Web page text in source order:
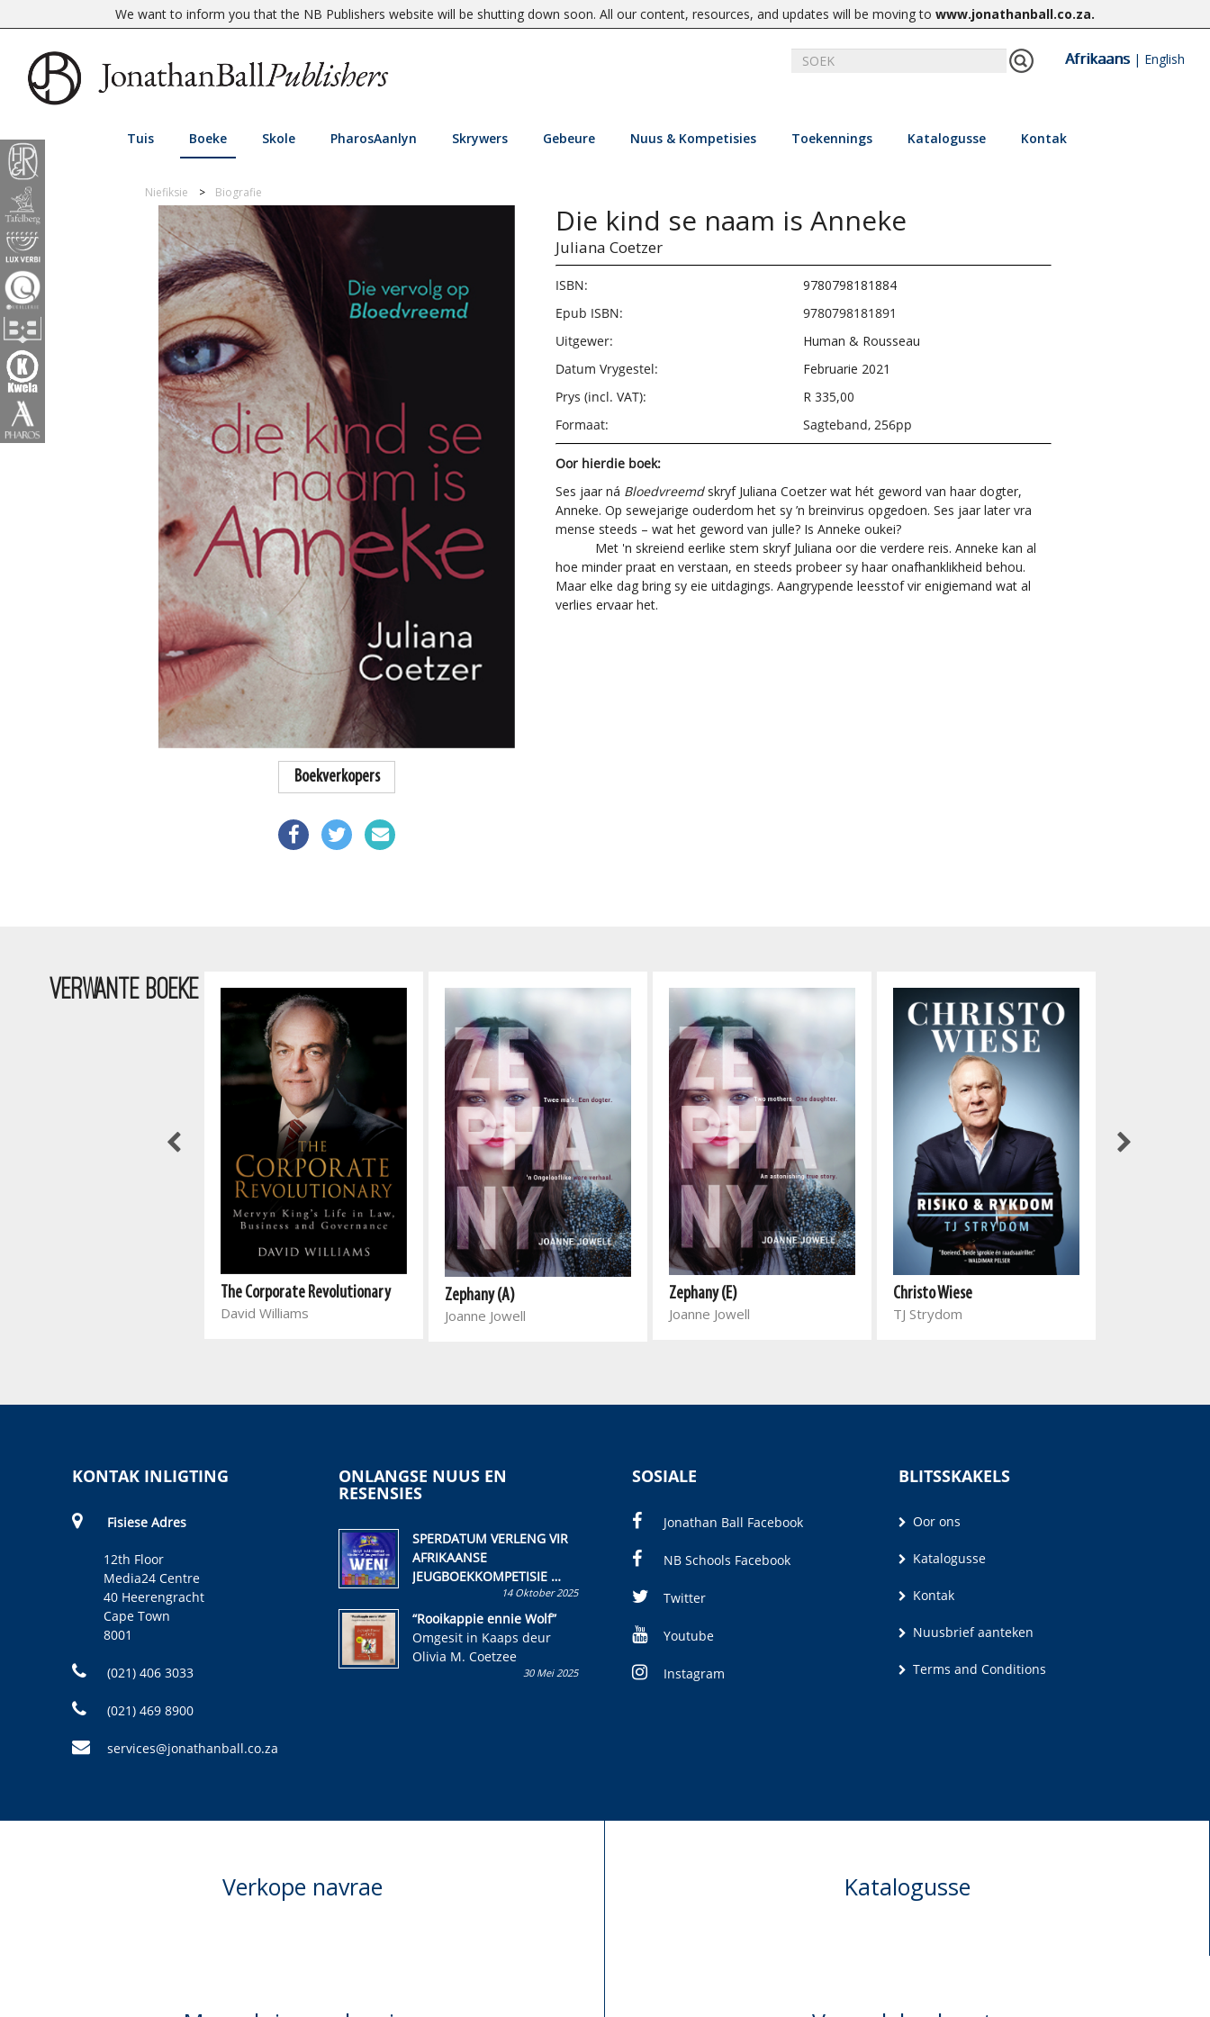
We want to inform you that the NB Publishers website will be shutting down soon. All our content, resources, and updates will be moving to www.jonathanball.co.za.
Afrikaans| English
Tuis Boeke Skole PharosAanlyn Skrywers Gebeure Nuus & Kompetisies Toekennings Katalogusse Kontak
Niefiksie Biografie
Boekverkopers
Die kind se naam is Anneke
Juliana Coetzer
ISBN:
9780798181884
Epub ISBN:
9780798181891
Uitgewer:
Human & Rousseau
Datum Vrygestel:
Februarie 2021
Prys (incl. VAT):
R 335,00
Formaat:
Sagteband, 256pp
Oor hierdie boek:
Ses jaar ná Bloedvreemdskryf Juliana Coetzer wat hét geword van haar dogter,
Anneke. Op sewejarige ouderdom het sy ’n breinvirus opgedoen. Ses jaar later vra
mense steeds – wat het geword van julle? Is Anneke oukei?
Met 'n skreiend eerlike stem skryf Juliana oor die verdere reis. Anneke kan al
hoe minder praat en verstaan, en steeds probeer sy haar onafhanklikheid behou.
Maar elke dag bring sy eie uitdagings. Aangrypende leesstof vir enigiemand wat al
verlies ervaar het.
VERWANTE BOEKE
The Corporate Revolutionary
David Williams
Zephany (A)
Joanne Jowell
Zephany (E)
Joanne Jowell
Christo Wiese
TJ Strydom
KONTAK INLIGTING
Fisiese Adres
12th Floor
Media24 Centre
40 Heerengracht
Cape Town
8001
(021) 406 3033
(021) 469 8900
services@jonathanball.co.za
ONLANGSE NUUS EN
RESENSIES
SPERDATUM VERLENG VIR
AFRIKAANSE
JEUGBOEKKOMPETISIE
Skryf ’n jeugboek of
kinderboek en staan ’n
kans om R50 000 te wen!
14 Oktober 2025
“Rooikappie ennie Wolf”
Omgesit in Kaaps deur
Olivia M. Coetzee
30 Mei 2025
SOSIALE
Jonathan Ball Facebook
NB Schools Facebook
Twitter
Youtube
Instagram
BLITSSKAKELS
Oor ons
Katalogusse
Kontak
Nuusbrief aanteken
Terms and Conditions
Verkope navrae Katalogusse